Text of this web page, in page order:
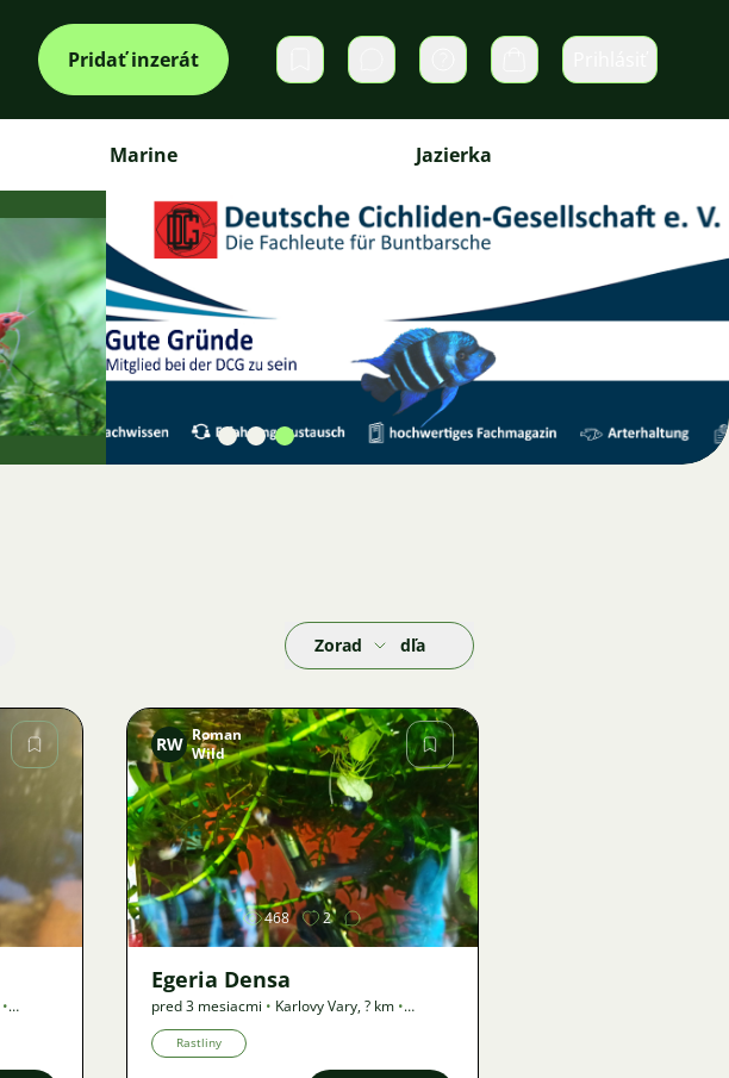
Pridať inzerát Súkromné správy Košík
Marine Jazierka
Zoradiť podľa
•
Obrázok
RW Roman
Wild
468 2
Egeria Densa
pred 3 mesiacmi • Karlovy Vary,? km •
Ponuka
Rastliny